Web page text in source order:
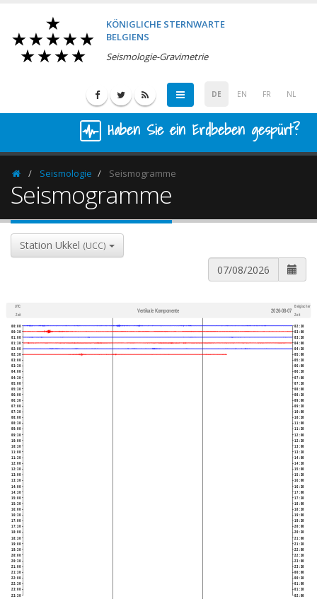
KÖNIGLICHE STERNWARTE
BELGIENS
Seismologie-Gravimetrie
DE EN FR NL
Haben Sie ein Erdbeben gespürt?
HomepageSeismologie Seismogramme
Seismogramme
Station Ukkel (UCC)
UTC
Zeit
Vertikale Komponente 2026-08-07
Belgischer
Zeit
00:00
00:30
01:00
01:30
02:00
02:30
03:00
03:30
04:00
04:30
05:00
05:30
06:00
06:30
07:00
07:30
08:00
08:30
09:00
09:30
10:00
10:30
11:00
11:30
12:00
12:30
13:00
13:30
14:00
14:30
15:00
15:30
16:00
16:30
17:00
17:30
18:00
18:30
19:00
19:30
20:00
20:30
21:00
21:30
22:00
22:30
23:00
23:30
02:30
03:00
03:30
04:00
04:30
05:00
05:30
06:00
06:30
07:00
07:30
08:00
08:30
09:00
09:30
10:00
10:30
11:00
11:30
12:00
12:30
13:00
13:30
14:00
14:30
15:00
15:30
16:00
16:30
17:00
17:30
18:00
18:30
19:00
19:30
20:00
20:30
21:00
21:30
22:00
22:30
23:00
23:30
00:00
00:30
01:00
01:30
02:00